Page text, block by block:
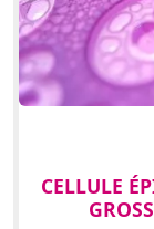
CELLULE